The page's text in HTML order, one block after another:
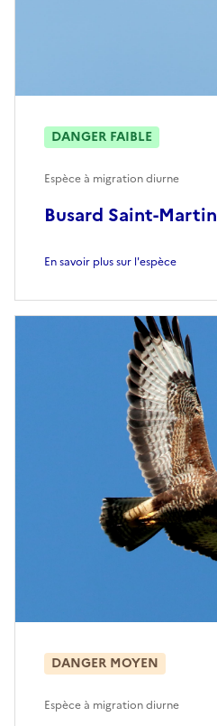
Busard Saint-Martin
DANGER FAIBLE
Espèce à migration diurne
En savoir plus sur l'espèce
DANGER MOYEN
Espèce à migration diurne